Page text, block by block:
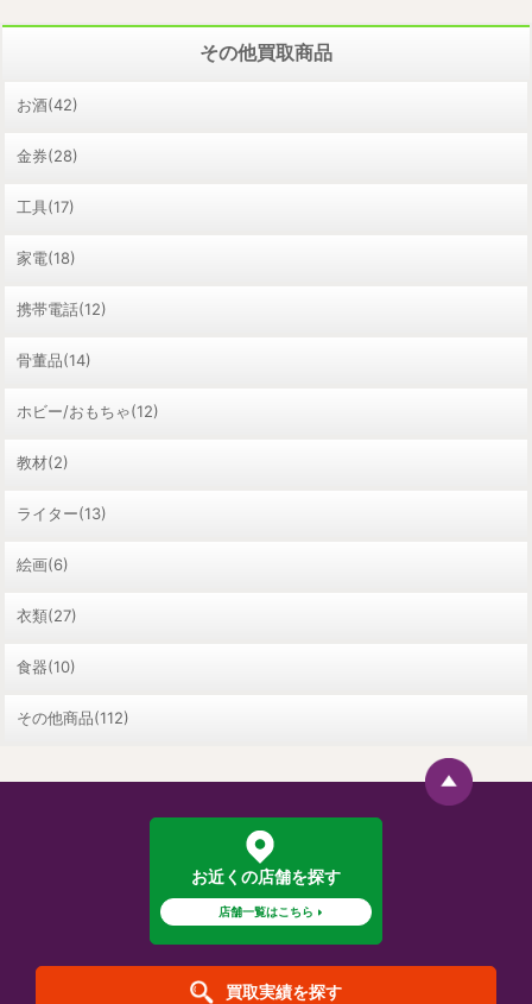
その他買取商品
お酒(42)
金券(28)
工具(17)
家電(18)
携帯電話(12)
骨董品(14)
ホビー/おもちゃ(12)
教材(2)
ライター(13)
絵画(6)
衣類(27)
食器(10)
その他商品(112)
お近くの店舗を探す
店舗一覧はこちら
買取実績を探す